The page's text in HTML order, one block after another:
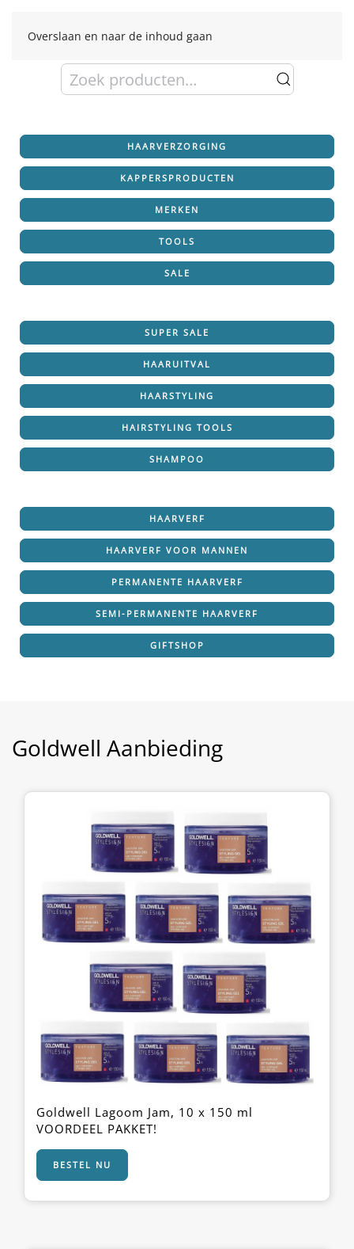
Overslaan en naar de inhoud gaan
Zoeken
naar:
HAARVERZORGING
KAPPERSPRODUCTEN
MERKEN
TOOLS
SALE
SUPER SALE
HAARUITVAL
HAARSTYLING
HAIRSTYLING TOOLS
SHAMPOO
HAARVERF
HAARVERF VOOR MANNEN
PERMANENTE HAARVERF
SEMI-PERMANENTE HAARVERF
GIFTSHOP
Goldwell Aanbieding
Goldwell Lagoom Jam, 10 x 150 ml
VOORDEEL PAKKET!
BESTEL NU